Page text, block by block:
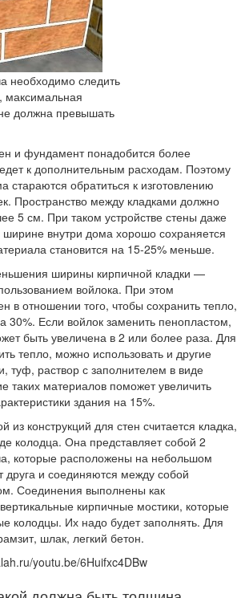
необходимо следить
максимальная
должна превышать
и фундамент понадобится более
к дополнительным расходам. Поэтому
стараются обратиться к изготовлению
Пространство между кладками должно
5 см. При таком устройстве стены даже
внутри дома хорошо сохраняется
становится на 15-25% меньше.
ширины кирпичной кладки —
войлока. При этом
в отношении того, чтобы сохранить тепло,
30%. Если войлок заменить пенопластом,
быть увеличена в 2 или более раза. Для
тепло, можно использовать и другие
туф, раствор с заполнителем в виде
таких материалов поможет увеличить
здания на 15%.
из конструкций для стен считается кладка,
колодца. Она представляет собой 2
которые расположены на небольшом
друга и соединяются между собой
Соединения выполнены как
кирпичные мостики, которые
колодцы. Их надо будет заполнять. Для
шлак, легкий бетон.
youtu.be/6Huifxc4DBw